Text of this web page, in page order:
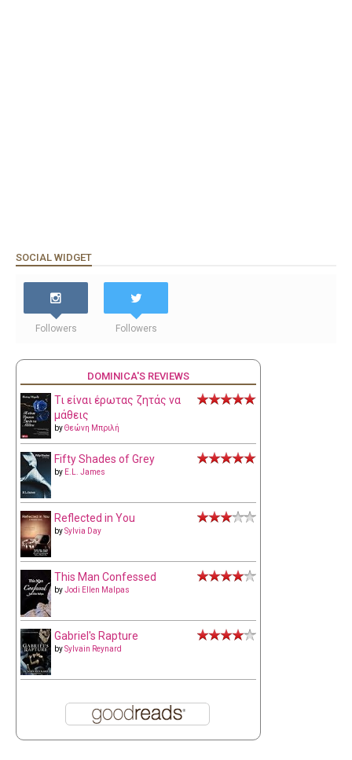
SOCIAL WIDGET
Followers Followers
DOMINICA'S REVIEWS
Τι είναι έρωτας ζητάς να
μάθεις
byΘεώνη Μπριλή
Fifty Shades of Grey
by E.L. James
Reflected in You
bySylvia Day
This Man Confessed
byJodi Ellen Malpas
Gabriel's Rapture
bySylvain Reynard